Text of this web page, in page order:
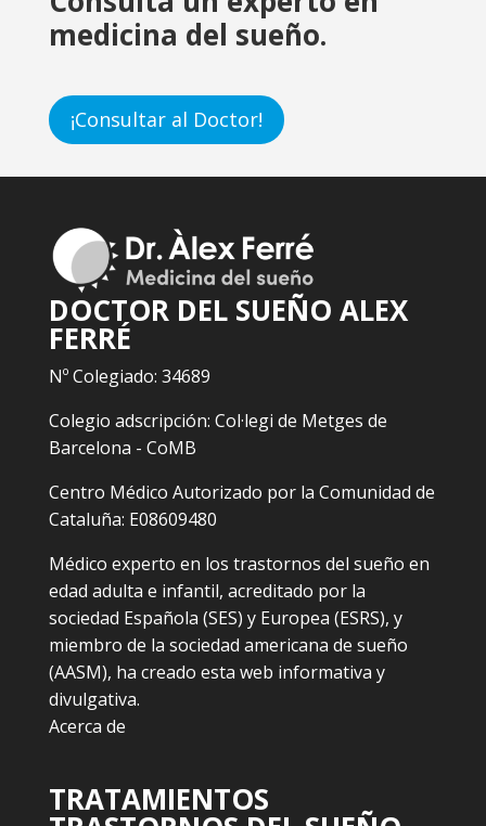
medicina del sueño.
¡Consultar al Doctor!
DOCTOR DEL SUEÑO ALEX
FERRÉ
Nº Colegiado: 34689
Colegio adscripción: Col·legi de Metges de
Barcelona - CoMB
Centro Médico Autorizado por la Comunidad de
Cataluña: E08609480
Médico experto en los trastornos del sueño en
edad adulta e infantil, acreditado por la
sociedad Española (SES) y Europea (ESRS), y
miembro de la sociedad americana de sueño
(AASM), ha creado esta web informativa y
divulgativa.
Acerca de
TRATAMIENTOS